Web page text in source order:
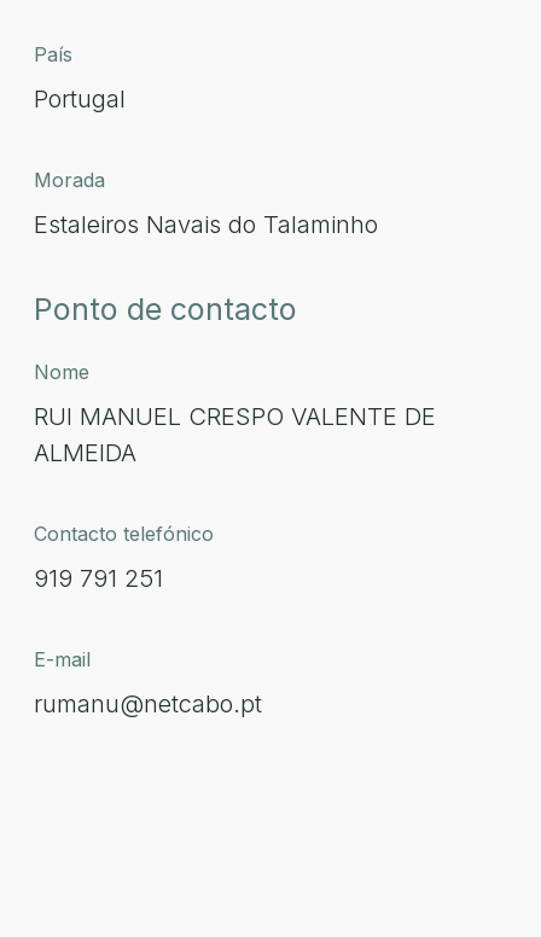
País
Portugal
Morada
Estaleiros Navais do Talaminho
Ponto de contacto
Nome
RUI MANUEL CRESPO VALENTE DE
ALMEIDA
Contacto telefónico
919 791 251
E-mail
rumanu@netcabo.pt